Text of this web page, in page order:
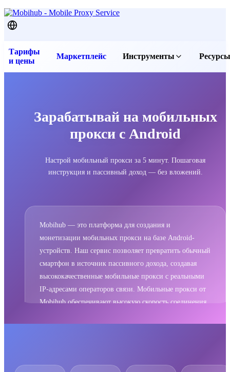
Тарифы
и цены
Маркетплейс Инструменты
Бесплатные прокси
Скачать приложение
Ресурсы
Зарабатывай на мобильных
прокси с Android
Настрой мобильный прокси за 5 минут. Пошаговая
инструкция и пассивный доход — без вложений.
Mobihub — это платформа для создания и
монетизации мобильных прокси на базе Android-
устройств. Наш сервис позволяет превратить обычный
смартфон в источник пассивного дохода, создавая
высококачественные мобильные прокси с реальными
IP-адресами операторов связи. Мобильные прокси от
Mobihub обеспечивают высокую скорость соединения,
веб-скрапинга и автоматизации до обхода